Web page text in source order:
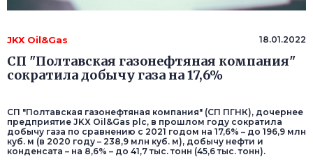
JKX Oil&Gas 18.01.2022
СП "Полтавская газонефтяная компания"
сократила добычу газа на 17,6%
СП "Полтавская газонефтяная компания" (СП ПГНК), дочернее
предприятие JKX Oil&Gas plc, в прошлом году сократила
добычу газа по сравнению с 2021 годом на 17,6% – до 196,9 млн
куб. м (в 2020 году – 238,9 млн куб. м), добычу нефти и
конденсата – на 8,6% – до 41,7 тыс. тонн (45,6 тыс. тонн).